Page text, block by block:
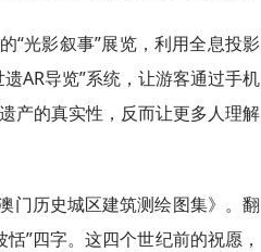
“光影叙事”展览，利用全息投影
AR导览”系统，让游客通过手机
产的真实性，反而让更多人理解
门历史城区建筑测绘图集》。翻
”四字。这四个世纪前的祝愿，